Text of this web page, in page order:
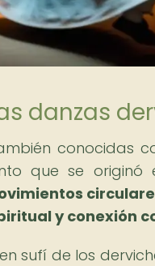
danzas
conocidas
que se originó
y conexión
sufí de los